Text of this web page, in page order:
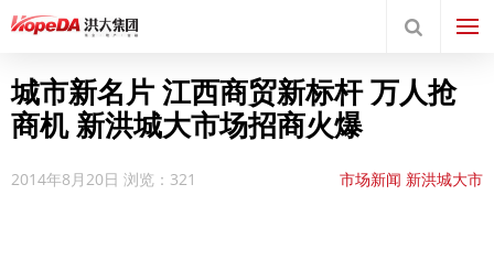
城市新名片 江西商贸新标杆 万人抢
商机 新洪城大市场招商火爆
2014年8月20日 浏览：321 市场新闻 新洪城大市